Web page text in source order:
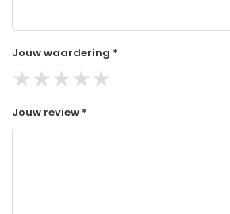
Jouw waardering *
★★★★★
Jouw review *